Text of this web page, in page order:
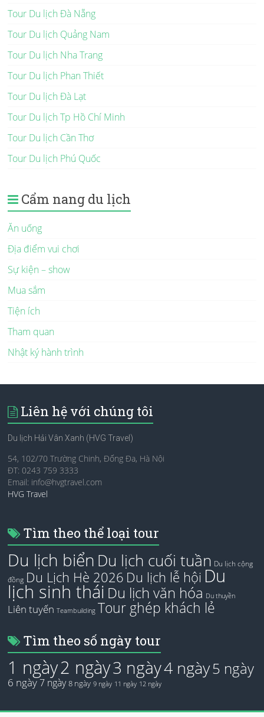
Tour Du lịch Đà Nẵng
Tour Du lịch Quảng Nam
Tour Du lịch Nha Trang
Tour Du lịch Phan Thiết
Tour Du lịch Đà Lạt
Tour Du lịch Tp Hồ Chí Minh
Tour Du lịch Cần Thơ
Tour Du lịch Phú Quốc
Cẩm nang du lịch
Ăn uống
Địa điểm vui chơi
Sự kiện – show
Mua sắm
Tiện ích
Tham quan
Nhật ký hành trình
Liên hệ với chúng tôi
Du lịch Hải Vân Xanh (HVG Travel)
54, 102/70 Trường Chinh, Đống Đa, Hà Nội
ĐT: 0243 759 3333
Email: info@hvgtravel.com
HVG Travel
Tìm theo thể loại tour
Du lịch biển Du lịch cuối tuần Du lịch cộng
đồng Du Lịch Hè 2026 Du lịch lễ hội Du
lịch sinh thái Du lịch văn hóa Du thuyền
Liên tuyến Teambuilding Tour ghép khách lẻ
Tìm theo số ngày tour
1 ngày2 ngày3 ngày4 ngày5 ngày
6 ngày 7 ngày 8 ngày 9 ngày 11 ngày 12 ngày